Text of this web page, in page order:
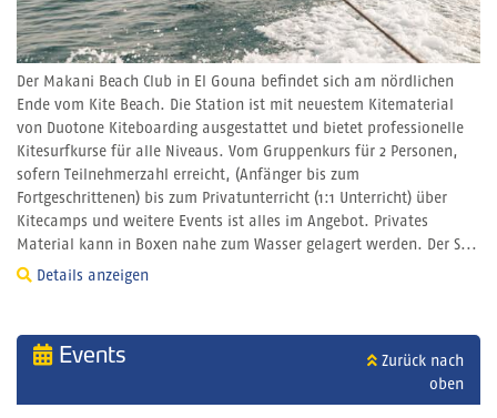
Der Makani Beach Club in El Gouna befindet sich am nördlichen
Ende vom Kite Beach. Die Station ist mit neuestem Kitematerial
von Duotone Kiteboarding ausgestattet und bietet professionelle
Kitesurfkurse für alle Niveaus. Vom Gruppenkurs für 2 Personen,
sofern Teilnehmerzahl erreicht, (Anfänger bis zum
Fortgeschrittenen) bis zum Privatunterricht (1:1 Unterricht) über
Kitecamps und weitere Events ist alles im Angebot. Privates
Material kann in Boxen nahe zum Wasser gelagert werden. Der S...
Details anzeigen
Events
Zurück nach
oben